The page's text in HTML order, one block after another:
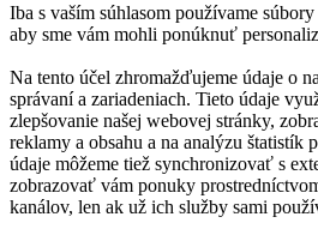
Iba s vaším súhlasom používame
aby sme vám mohli ponúknuť
Na tento účel zhromažďujeme údaje o
správaní a zariadeniach. Tieto údaje
zlepšovanie našej webovej stránky,
reklamy a obsahu a na analýzu štatistík
údaje môžeme tiež synchronizovať s
zobrazovať vám ponuky
kanálov, len ak už ich služby sami